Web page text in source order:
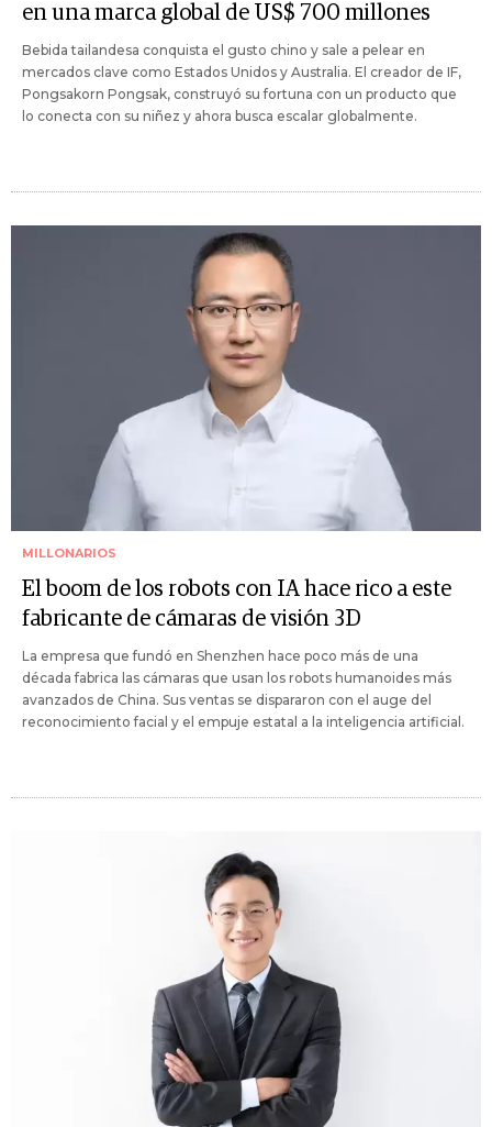
en una marca global de US$ 700 millones
Bebida tailandesa conquista el gusto chino y sale a pelear en
mercados clave como Estados Unidos y Australia. El creador de IF,
Pongsakorn Pongsak, construyó su fortuna con un producto que
lo conecta con su niñez y ahora busca escalar globalmente.
MILLONARIOS
El boom de los robots con IA hace rico a este
fabricante de cámaras de visión 3D
La empresa que fundó en Shenzhen hace poco más de una
década fabrica las cámaras que usan los robots humanoides más
avanzados de China. Sus ventas se dispararon con el auge del
reconocimiento facial y el empuje estatal a la inteligencia artificial.